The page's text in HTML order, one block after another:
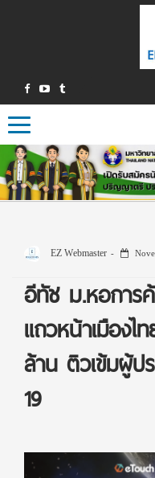
Toggle navigation
EZ Webmaster
อีทัช ม.หอการ
แถวหน้าเมืองไ
ล้าน ติวเข้มผู้ป
19